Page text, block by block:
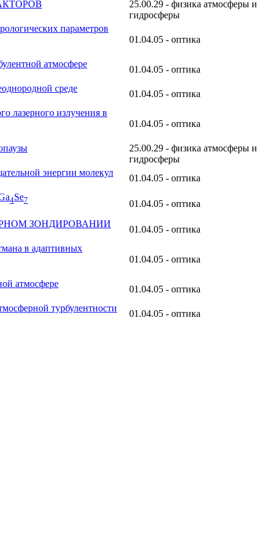
25.00.29 - физика атмосферы и
гидросферы
параметров
01.04.05 - оптика
атмосфере
01.04.05 - оптика
среде
01.04.05 - оптика
лазерного излучения в
01.04.05 - оптика
25.00.29 - физика атмосферы и
гидросферы
энергии молекул
01.04.05 - оптика
4Se7
01.04.05 - оптика
ЗОНДИРОВАНИИ
01.04.05 - оптика
в адаптивных
01.04.05 - оптика
атмосфере
01.04.05 - оптика
турбулентности
01.04.05 - оптика